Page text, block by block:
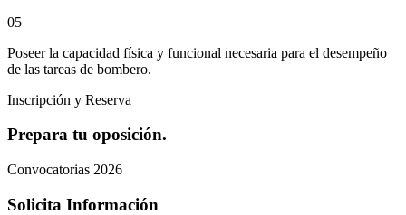
05
Poseer la capacidad física y funcional necesaria para el desempeño
de las tareas de bombero.
Inscripción y Reserva
Prepara tu oposición.
Convocatorias 2026
Solicita Información